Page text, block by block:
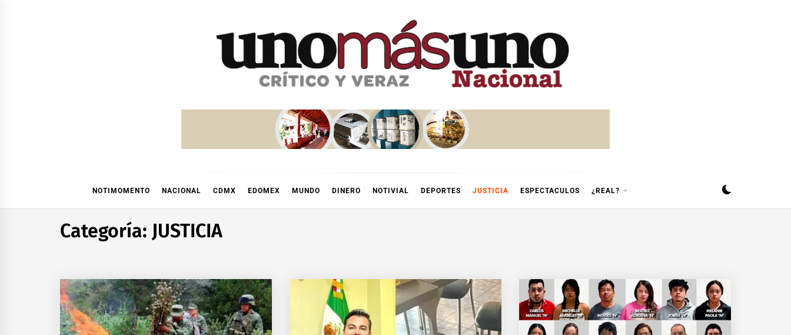
NOTIMOMENTO NACIONAL CDMX EDOMEX MUNDO DINERO NOTIVIAL DEPORTES JUSTICIA ESPECTACULOS ¿REAL?
Categoría: JUSTICIA